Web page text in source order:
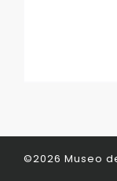
©2026 Museo